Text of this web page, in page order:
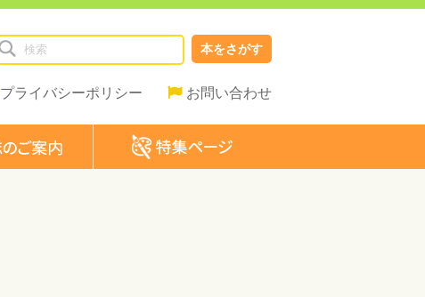
本をさがす
プライバシーポリシー お問い合わせ